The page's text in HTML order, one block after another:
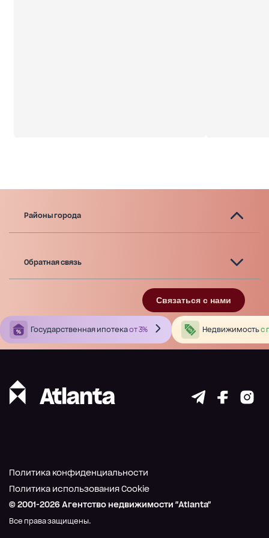
Районы города
Обратная связь
Связаться с нами
Государственная ипотекаот 3% Недвижимостьс
© 2001-2026 Агентство недвижимости "Atlanta"
Все права защищены.
Политика конфиденциальности
Политика использования Cookie